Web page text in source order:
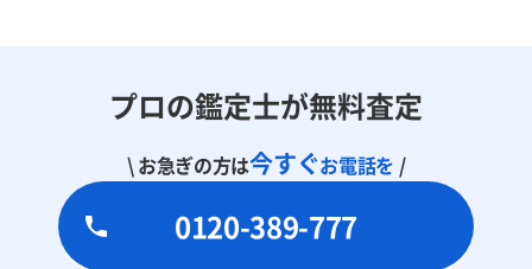
プロの鑑定士が無料査定
\ お急ぎの方は今すぐお電話を /
0120-389-777